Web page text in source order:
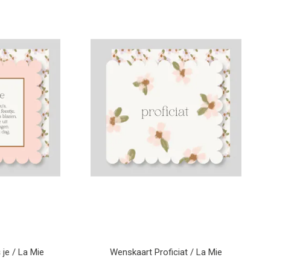
je / La Mie Wenskaart Proficiat / La Mie